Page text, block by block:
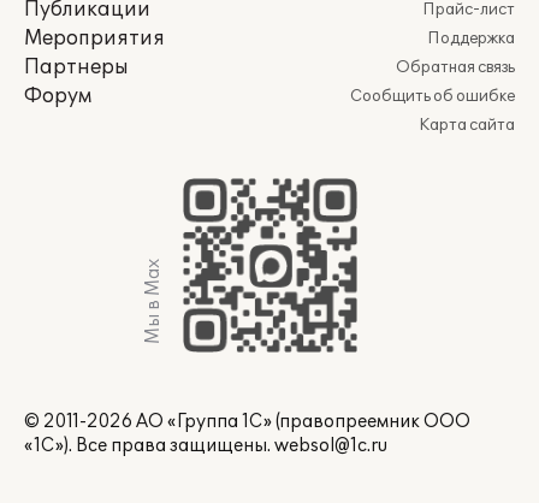
Публикации
Мероприятия
Партнеры
Форум
Прайс-лист
Поддержка
Обратная связь
Сообщить об ошибке
Карта сайта
Мы в Max
© 2011-2026 АО «Группа 1С» (правопреемник ООО
«1С»). Все права защищены. websol@1c.ru